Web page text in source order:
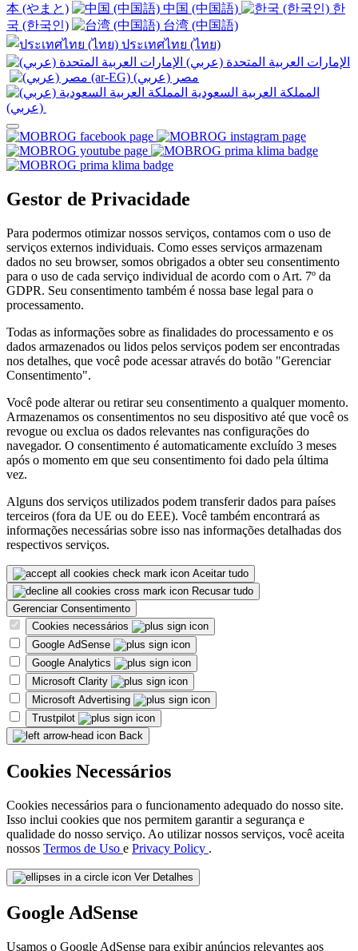
本 (やまと)
中国 (中国語)
한
국 (한국인)
台湾 (中国語)
ประเทศไทย (ไทย)
Gestor de Privacidade
Para podermos otimizar nossos serviços, contamos com o uso de
serviços externos individuais. Como esses serviços armazenam
dados no seu browser, somos obrigados a obter seu consentimento
para o uso de cada serviço individual de acordo com o Art. 7º da
GDPR. Seu consentimento também é nossa base legal para o
processamento.
Todas as informações sobre as finalidades do processamento e os
dados armazenados ou lidos pelos serviços podem ser encontradas
nos detalhes, que você pode acessar através do botão "Gerenciar
Consentimento".
Você pode alterar ou retirar seu consentimento a qualquer momento.
Armazenamos os consentimentos no seu dispositivo até que você os
revogue ou exclua os dados relevantes nas configurações do
navegador. O consentimento é automaticamente excluído 3 meses
após o momento em que seu consentimento foi dado pela última
vez.
Alguns dos serviços utilizados podem transferir dados para países
terceiros (fora da UE ou do EEE). Você também encontrará as
informações necessárias sobre isso nas informações detalhadas dos
respectivos serviços.
Aceitar tudo
Recusar tudo
Gerenciar Consentimento
Cookies necessários
Google AdSense
Google Analytics
Microsoft Clarity
Microsoft Advertising
Trustpilot
Back
Cookies Necessários
Cookies necessários para o funcionamento adequado do nosso site.
Isso inclui cookies que nos permitem garantir a segurança e
qualidade do nosso serviço. Ao utilizar nossos serviços, você aceita
nossos Termos de Uso e Privacy Policy .
Ver Detalhes
Google AdSense
Usamos o Google AdSense para exibir anúncios relevantes aos